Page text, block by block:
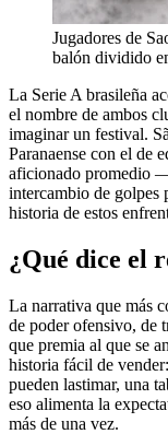
Jugadores de
balón dividido
La Serie A brasileña
el nombre de ambos
imaginar un festival.
Paranaense con el de
aficionado promedio
intercambio de golpes
historia de estos
¿Qué dice el
La narrativa que más
de poder ofensivo, de
que premia al que se
historia fácil de
pueden lastimar, una
eso alimenta la
más de una vez.